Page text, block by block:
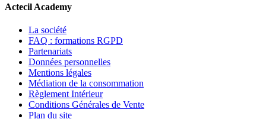
Actecil Academy
La société
FAQ : formations RGPD
Partenariats
Données personnelles
Mentions légales
Médiation de la consommation
Règlement Intérieur
Conditions Générales de Vente
Plan du site